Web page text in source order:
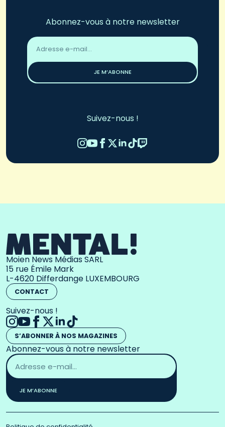
Abonnez-vous à notre newsletter
Adresse
email
JE M’ABONNE
Suivez-nous !
Moien News Médias SARL
15 rue Émile Mark
L-4620 Differdange LUXEMBOURG
CONTACT
Suivez-nous !
S’ABONNER À NOS MAGAZINES
Abonnez-vous à notre newsletter
Adresse
email
*
JE M’ABONNE